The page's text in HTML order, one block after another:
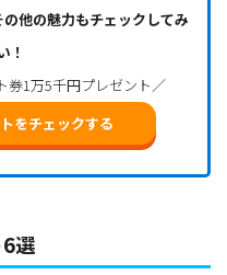
他の魅力もチェックしてみ
！
券1万5千円プレゼント／
をチェックする
選